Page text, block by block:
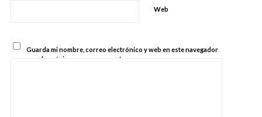
Web
Guarda mi nombre, correo electrónico y web en este navegador
para la próxima vez que comente.